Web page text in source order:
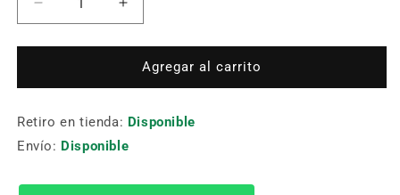
Reducir
cantidad
para
CNC
210A8
3
Aumentar
cantidad
para
PLATO
CNC
210A8
3
Agregar al carrito
Retiro en tienda: Disponible
Envío: Disponible